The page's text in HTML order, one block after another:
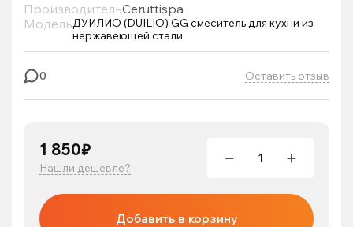
ПроизводительCeruttispa
МодельДУИЛИО (DUILIO) GG смеситель для кухни из
нержавеющей стали
0 Оставить отзыв
1 850₽
Нашли дешевле?
Добавить в корзину